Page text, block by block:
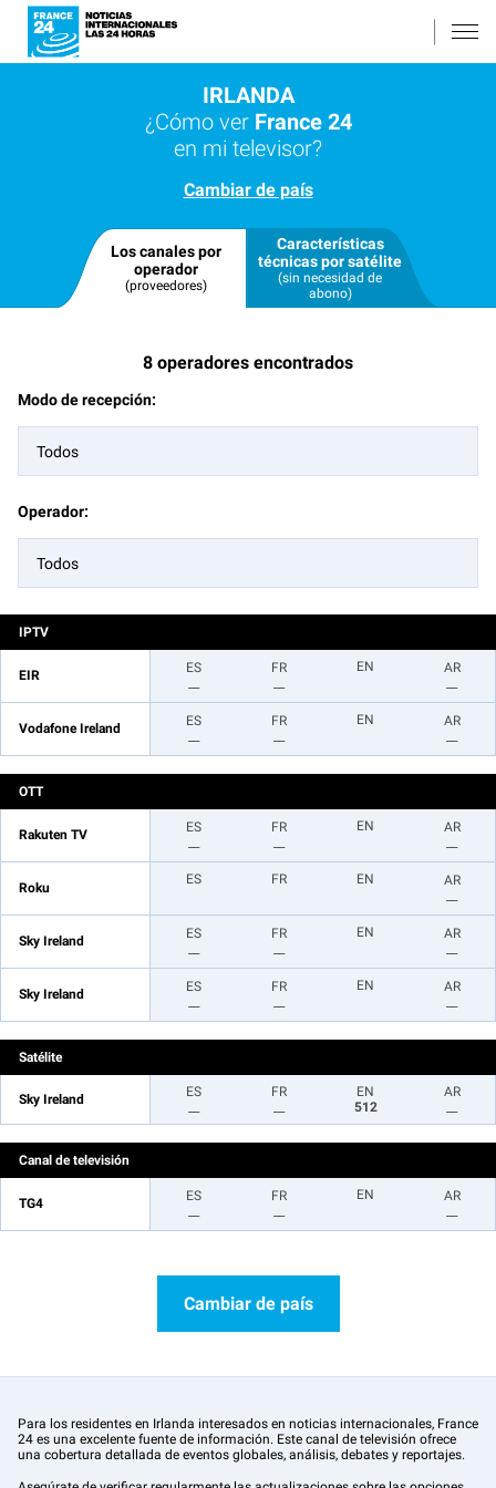
IRLANDA
¿Cómo ver France 24
en mi televisor?
Cambiar de país
Los canales por
operador
(proveedores)
Características
técnicas por satélite
(sin necesidad de
abono)
8 operadores encontrados
Modo de recepción:
Todos
Operador:
Todos
IPTV
EIR
ES
FR
EN
AR
Vodafone Ireland
ES
FR
EN
AR
OTT
Rakuten TV
ES
FR
EN
AR
Roku
ES FR EN
AR
Sky Ireland
ES
FR
EN
AR
Sky Ireland
ES
FR
EN
AR
Satélite
Sky Ireland
ES
FR
EN
512
AR
Canal de televisión
TG4
ES
FR
EN
AR
Cambiar de país
Para los residentes en Irlanda interesados en noticias internacionales, France
24 es una excelente fuente de información. Este canal de televisión ofrece
una cobertura detallada de eventos globales, análisis, debates y reportajes.